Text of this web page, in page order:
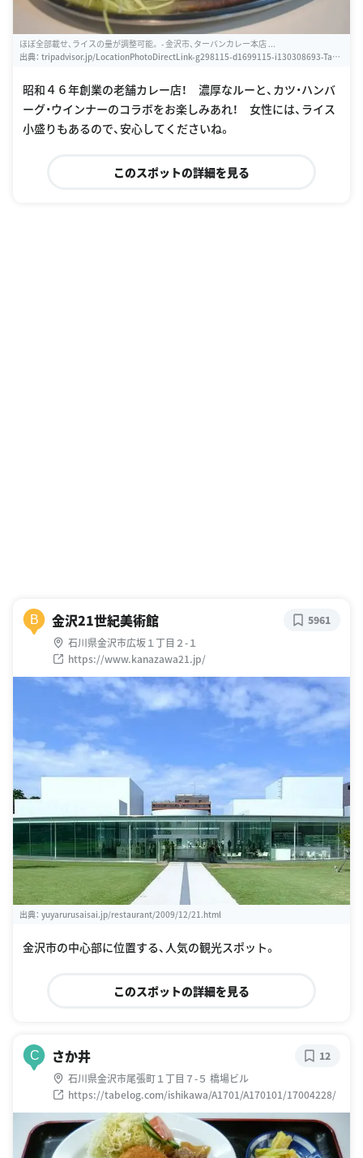
ほぼ全部載せ、ライスの量が調整可能。 - 金沢市、ターバンカレー本店 ...
出典： tripadvisor.jp/LocationPhotoDirectLink-g298115-d1699115-i130308693-Taba
昭和４６年創業の老舗カレー店！ 濃厚なルーと、カツ・ハンバ
ーグ・ウインナーのコラボをお楽しみあれ！ 女性には、ライス
小盛りもあるので、安心してくださいね。
このスポットの詳細を見る
B 金沢21世紀美術館
石川県金沢市広坂１丁目２-１
https://www.kanazawa21.jp/
5961
出典： yuyarurusaisai.jp/restaurant/2009/12/21.html
金沢市の中心部に位置する、人気の観光スポット。
このスポットの詳細を見る
C さか井
石川県金沢市尾張町１丁目７-５ 橋場ビル
https://tabelog.com/ishikawa/A1701/A170101/17004228/
12